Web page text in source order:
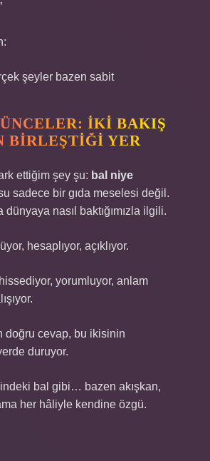
şeyler bazen sabit
İKI BAKIŞ
BIRLEŞTIĞI YER
ettiğim şey şu: bal niye
sadece bir gıda meselesi değil.
dünyaya nasıl baktığımızla ilgili.
hesaplıyor, açıklıyor.
yorumluyor, anlam
doğru cevap, bu ikisinin
duruyor.
bal gibi… bazen akışkan,
her hâliyle kendine özgü.